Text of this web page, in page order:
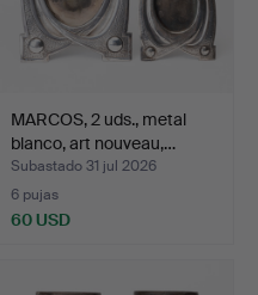
MARCOS, 2 uds., metal
blanco, art nouveau,…
Subastado 31 jul 2026
6 pujas
60 USD